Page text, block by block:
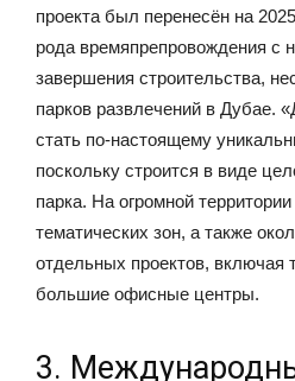
проекта был перенесён на
рода времяпрепровождения с
завершения строительства,
парков развлечений в Дубае.
стать по-настоящему
поскольку строится в виде
парка. На огромной
тематических зон, а также
отдельных проектов, включая
большие офисные центры.
3.